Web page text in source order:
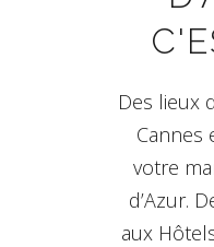
Des lieux
Cannes
votre
d’Azur.
aux